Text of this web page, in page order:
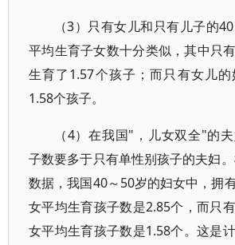
（3）只有女儿和只有儿子的
平均生育子女数十分类似，其中只
生育了1.57个孩子；而只有女儿
1.58个孩子。
（4）在我国"，儿女双全"的
子数要多于只有单性别孩子的夫妇
数据，我国40～50岁的妇女中，拥
女平均生育孩子数是2.85个，而只
女平均生育孩子数是1.58个。这是